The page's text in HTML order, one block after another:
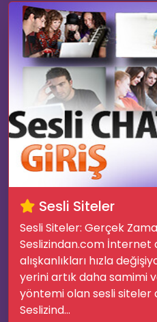
💡
💌
Sesli Siteler
Sesli Siteler: Gerçek
Seslizindan.com İnternet
alışkanlıkları hızla
yerini artık daha samimi
yöntemi olan sesli siteler
Seslizind...